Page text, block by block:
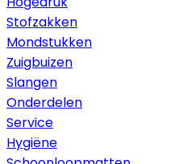
Stofzakken
Mondstukken
Zuigbuizen
Slangen
Onderdelen
Service
Hygiëne